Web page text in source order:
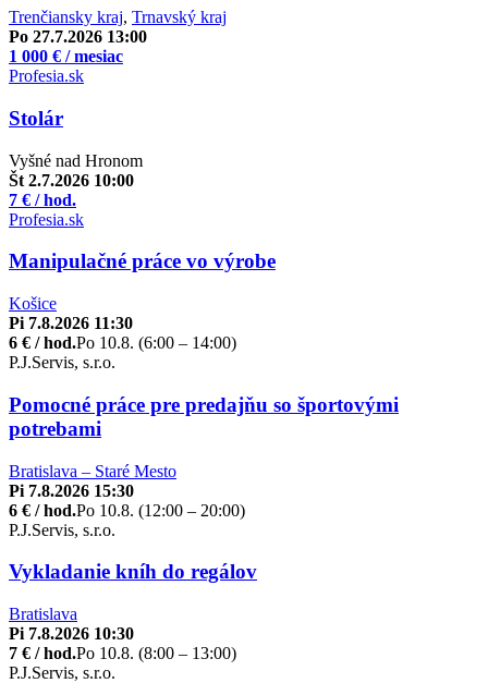
Trenčiansky kraj, Trnavský kraj
Po 27.7.2026 13:00
1 000 € / mesiac
Profesia.sk
Stolár
Vyšné nad Hronom
Št 2.7.2026 10:00
7 € / hod.
Profesia.sk
Manipulačné práce vo výrobe
Košice
Pi 7.8.2026 11:30
6 € / hod.Po 10.8. (6:00 – 14:00)
P.J.Servis, s.r.o.
Pomocné práce pre predajňu so športovými
potrebami
Bratislava – Staré Mesto
Pi 7.8.2026 15:30
6 € / hod.Po 10.8. (12:00 – 20:00)
P.J.Servis, s.r.o.
Vykladanie kníh do regálov
Bratislava
Pi 7.8.2026 10:30
7 € / hod.Po 10.8. (8:00 – 13:00)
P.J.Servis, s.r.o.